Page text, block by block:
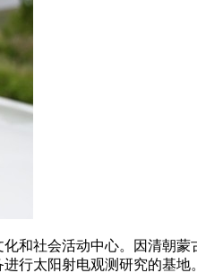
社会活动中心。因清朝蒙
行太阳射电观测研究的基